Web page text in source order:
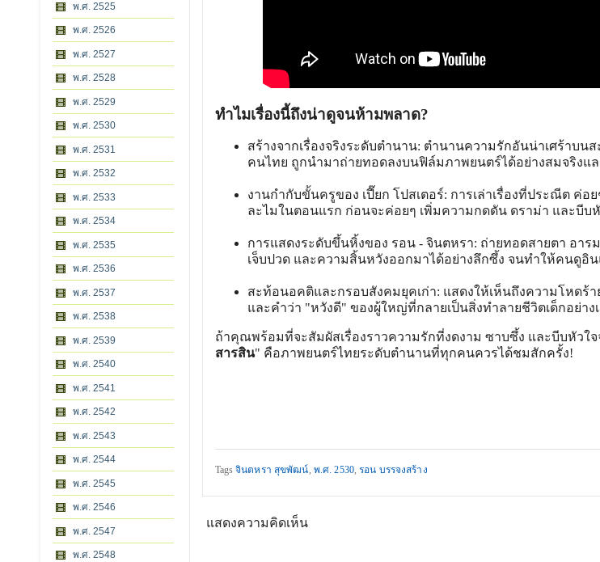
พ.ศ. 2525
พ.ศ. 2526
พ.ศ. 2527
พ.ศ. 2528
พ.ศ. 2529
พ.ศ. 2530
พ.ศ. 2531
พ.ศ. 2532
พ.ศ. 2533
พ.ศ. 2534
พ.ศ. 2535
พ.ศ. 2536
พ.ศ. 2537
พ.ศ. 2538
พ.ศ. 2539
พ.ศ. 2540
พ.ศ. 2541
พ.ศ. 2542
พ.ศ. 2543
พ.ศ. 2544
พ.ศ. 2545
พ.ศ. 2546
พ.ศ. 2547
พ.ศ. 2548
ทำไมเรื่องนี้ถึงน่าดูจนห้ามพลาด?
สร้างจากเรื่องจริงระดับตำนาน: ตำนานความรักอันน่าเศร้าบน
คนไทย ถูกนำมาถ่ายทอดลงบนฟิล์มภาพยนตร์ได้อย่างสมจริงแ
งานกำกับขั้นครูของ เปี๊ยก โปสเตอร์: การเล่าเรื่องที่ประณีต ค่
ละไมในตอนแรก ก่อนจะค่อยๆ เพิ่มความกดดัน ดราม่า และบีบ
การแสดงระดับขึ้นหิ้งของ รอน - จินตหรา: ถ่ายทอดสายตา อา
เจ็บปวด และความสิ้นหวังออกมาได้อย่างลึกซึ้ง จนทำให้คนดูอิ
สะท้อนอคติและกรอบสังคมยุคเก่า: แสดงให้เห็นถึงความโหดร้
และคำว่า "หวังดี" ของผู้ใหญ่ที่กลายเป็นสิ่งทำลายชีวิตเด็กอย่าง
ถ้าคุณพร้อมที่จะสัมผัสเรื่องราวความรักที่งดงาม ซาบซึ้ง และบีบหัวใ
สารสิน" คือภาพยนตร์ไทยระดับตำนานที่ทุกคนควรได้ชมสักครั้ง!
Tagsจินตหรา สุขพัฒน์, พ.ศ. 2530,รอน บรรจงสร้าง
แสดงความคิดเห็น